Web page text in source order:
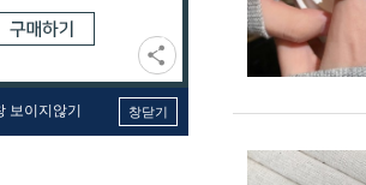
보이지않기 창닫기